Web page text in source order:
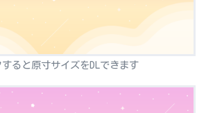
すると原寸サイズをDLできます